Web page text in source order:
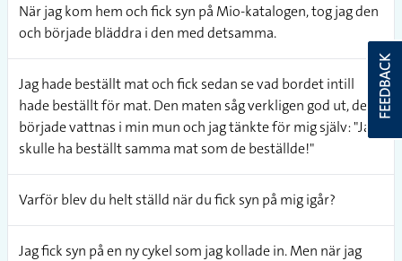
När jag kom hem och fick syn på Mio-katalogen, tog jag den
och började bläddra i den med detsamma.
Jag hade beställt mat och fick sedan se vad bordet intill
hade beställt för mat. Den maten såg verkligen god ut, det
började vattnas i min mun och jag tänkte för mig själv: "Jag
skulle ha beställt samma mat som de beställde!"
Varför blev du helt ställd när du fick syn på mig igår?
Jag fick syn på en ny cykel som jag kollade in. Men när jag
FEEDBACK